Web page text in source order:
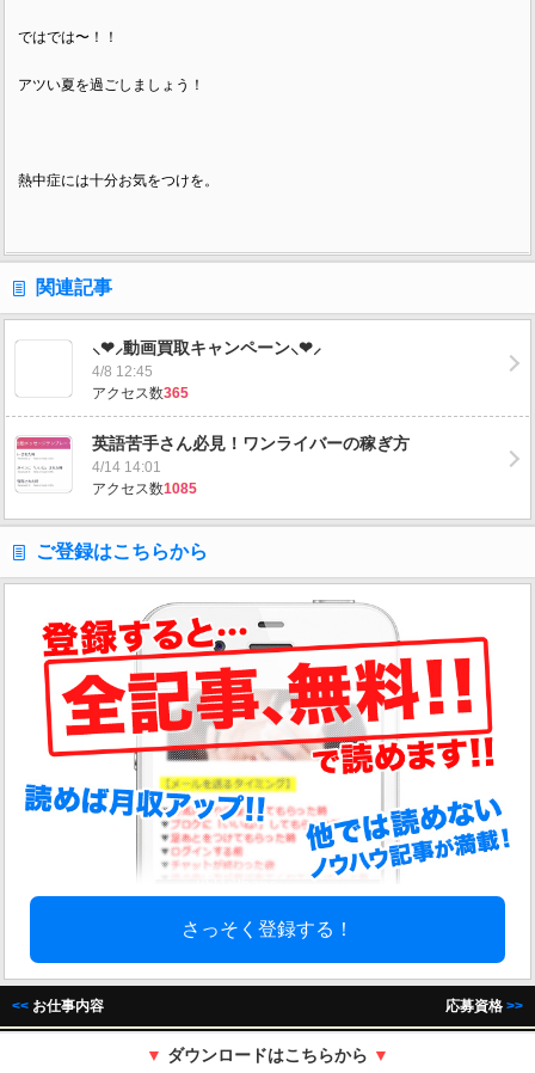
ではでは〜！！
アツい夏を過ごしましょう！
熱中症には十分お気をつけを。
関連記事
⸜❤︎⸝動画買取キャンペーン⸜❤︎⸝
4/8 12:45
アクセス数365
英語苦手さん必見！ワンライバーの稼ぎ方
4/14 14:01
アクセス数1085
ご登録はこちらから
さっそく登録する！
<<お仕事内容 応募資格>>
▼ ダウンロードはこちらから ▼